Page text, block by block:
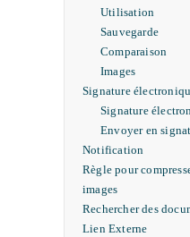
Utilisation
Sauvegarde
Comparaison
Images
Signature
Signature
Envoyer en
Notification
Règle pour
images
Rechercher des
Lien Externe